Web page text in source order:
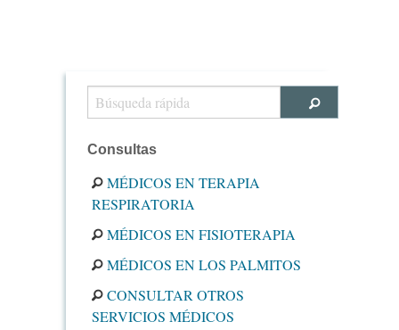
Consultas
MÉDICOS EN TERAPIA
RESPIRATORIA
MÉDICOS EN FISIOTERAPIA
MÉDICOS EN LOS PALMITOS
CONSULTAR OTROS
SERVICIOS MÉDICOS